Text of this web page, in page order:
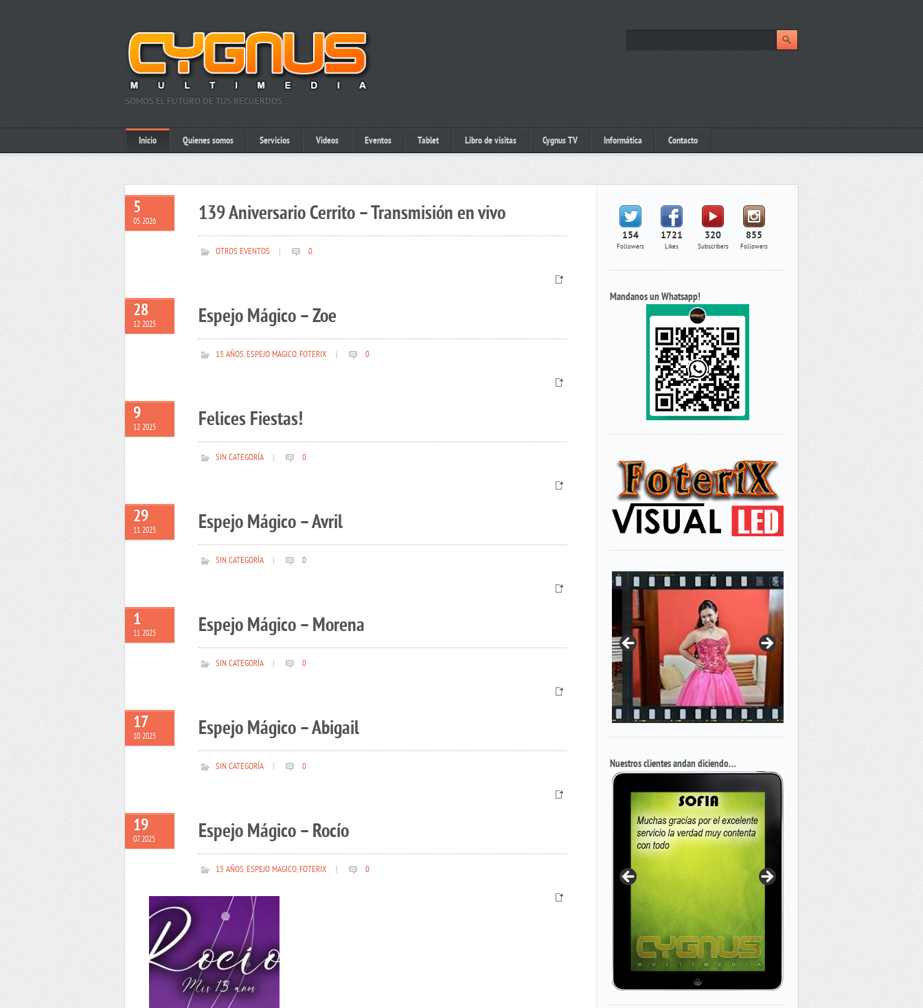
SOMOS EL FUTURO DE TUS RECUERDOS…
Inicio Quienes somos Servicios Videos Eventos Tablet Libro de visitas Cygnus TV Informática Contacto
5
05 2026 139 Aniversario Cerrito – Transmisión en vivo
OTROS EVENTOS 0
28
12 2025 Espejo Mágico – Zoe
15 AÑOS,ESPEJO MAGICO,FOTERIX 0
9
12 2025 Felices Fiestas!
SIN CATEGORÍA 0
29
11 2025 Espejo Mágico – Avril
SIN CATEGORÍA 0
1
11 2025 Espejo Mágico – Morena
SIN CATEGORÍA 0
17
10 2025 Espejo Mágico – Abigail
SIN CATEGORÍA 0
19
07 2025 Espejo Mágico – Rocío
15 AÑOS,ESPEJO MAGICO,FOTERIX 0
154
Followers
1721
Likes
320
Subscribers
855
Followers
Mandanos un Whatsapp!
Nuestros clientes andan diciendo…